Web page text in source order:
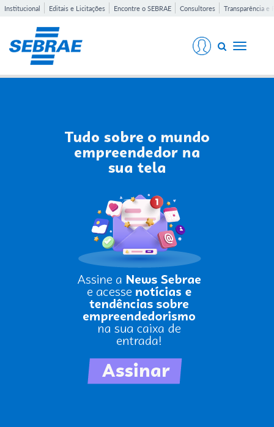
Institucional Editais e Licitações Encontre o SEBRAE Consultores Transparência e
Toggle